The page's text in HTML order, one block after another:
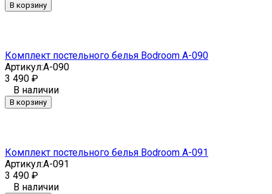
В корзину
Комплект постельного белья Bodroom A-090
Артикул:A-090
3 490 ₽
В наличии
В корзину
Комплект постельного белья Bodroom A-091
Артикул:A-091
3 490 ₽
В наличии